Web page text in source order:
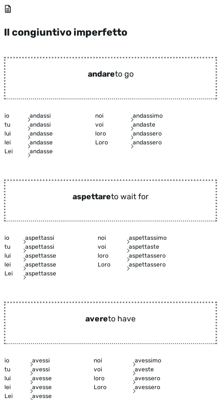
Il congiuntivo imperfetto
andareto go
io andassi noi
andassimo
tu
andassi voi
andaste
lui
andasse loro
andassero
lei
andasse Loro
andassero
Lei
andasse
aspettareto wait for
io aspettassi noi
aspettassimo
tu
aspettassi voi
aspettaste
lui
aspettasse loro
aspettassero
lei
aspettasse Loro
aspettassero
Lei
aspettasse
avereto have
io avessi noi
avessimo
tu
avessi voi
aveste
lui
avesse loro
avessero
lei
avesse Loro
avessero
Lei
avesse